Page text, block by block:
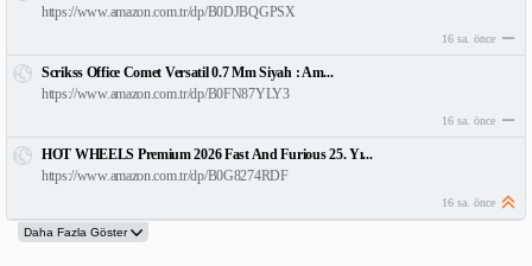
https://www.amazon.com.tr/dp/B0DJBQGPSX
16 sa. önce
Scrikss Office Comet Versatil 0.7 Mm Siyah : Am...
https://www.amazon.com.tr/dp/B0FN87YLY3
16 sa. önce
HOT WHEELS Premium 2026 Fast And Furious 25. Yı...
https://www.amazon.com.tr/dp/B0G8274RDF
16 sa. önce